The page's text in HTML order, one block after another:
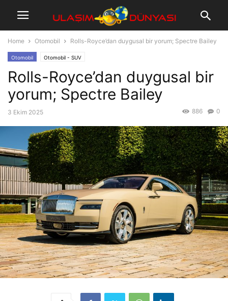
Home Otomobil Rolls-Royce’dan duygusal bir yorum; Spectre Bailey
Otomobil Otomobil - SUV
Rolls-Royce’dan duygusal bir
yorum; Spectre Bailey
3 Ekim 2025 0
886